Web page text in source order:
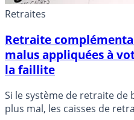
Retraites
Retraite
malus appliquées à
la faillite
Si le système de retraite
plus mal, les caisses de